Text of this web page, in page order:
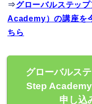
⇒グローバルステッ
Academy）の講座を
ちら
グローバルス
Step
申し込